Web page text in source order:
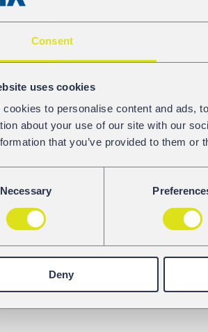
Consent
uses cookies
cookies to personalise content and ads,
about your use of our site with our
that you’ve provided to them
Necessary
Deny